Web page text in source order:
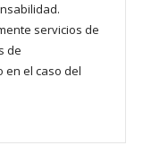
servicios de
de
el caso del